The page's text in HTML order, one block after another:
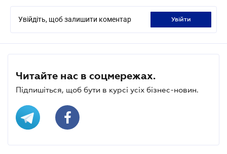
Увійдіть, щоб залишити коментар увійти
Читайте нас в соцмережах.
Підпишіться, щоб бути в курсі усіх бізнес-новин.